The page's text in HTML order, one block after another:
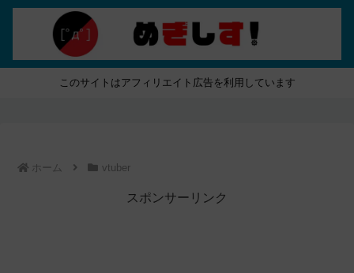
このサイトはアフィリエイト広告を利用しています
ホーム vtuber
スポンサーリンク